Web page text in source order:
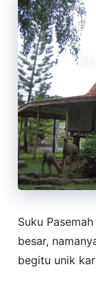
Suku
besar,
begitu unik